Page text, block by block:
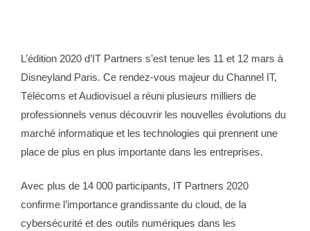
L’édition 2020 d’IT Partners s’est tenue les 11 et 12 mars à
Disneyland Paris. Ce rendez-vous majeur du Channel IT,
Télécoms et Audiovisuel a réuni plusieurs milliers de
professionnels venus découvrir les nouvelles évolutions du
marché informatique et les technologies qui prennent une
place de plus en plus importante dans les entreprises.
Avec plus de 14 000 participants, IT Partners 2020
confirme l’importance grandissante du cloud, de la
cybersécurité et des outils numériques dans les